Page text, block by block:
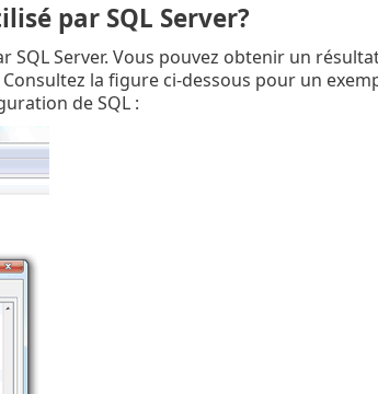
par SQL Server?
Server. Vous pouvez obtenir un
la figure ci-dessous pour un
de SQL :